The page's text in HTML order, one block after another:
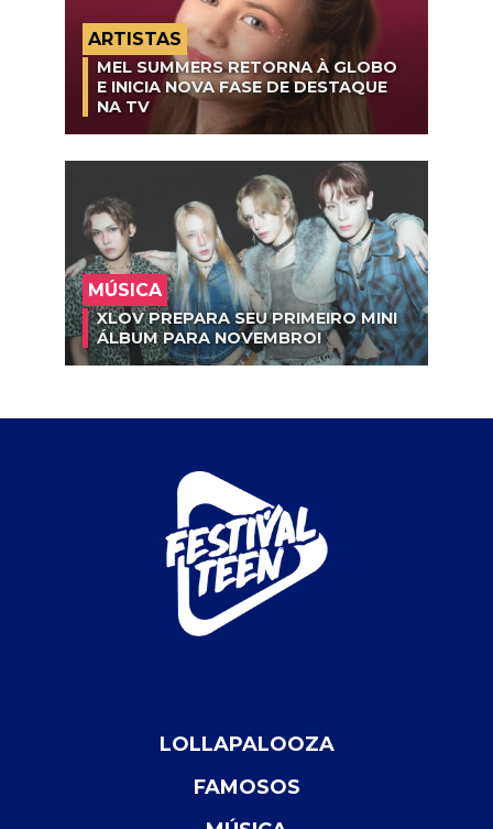
ARTISTAS
MEL SUMMERS RETORNA À GLOBO
E INICIA NOVA FASE DE DESTAQUE
NA TV
MÚSICA
XLOV PREPARA SEU PRIMEIRO MINI
ÁLBUM PARA NOVEMBRO!
LOLLAPALOOZA
FAMOSOS